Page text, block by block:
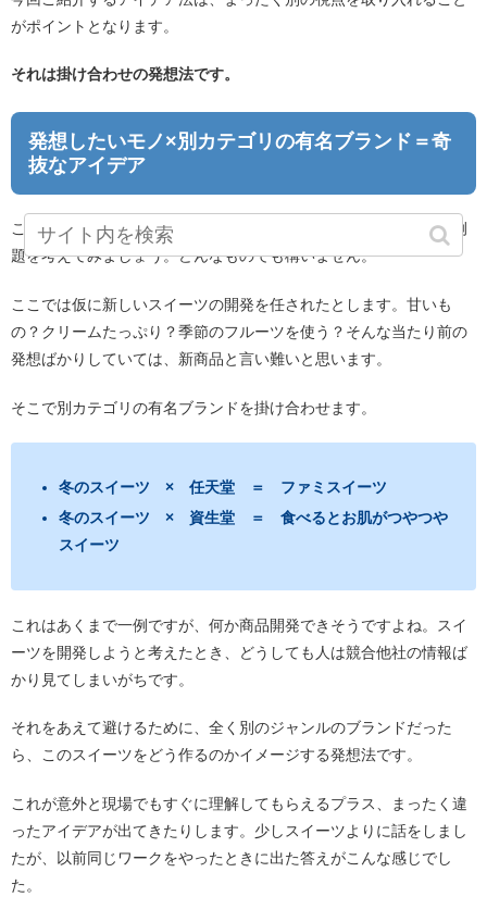
がポイントとなります。
それは掛け合わせの発想法です。
発想したいモノ×別カテゴリの有名ブランド＝奇
抜なアイデア
これが実践でも使える豊かな発想力を鍛えるための考え方です。例
題を考えてみましょう。どんなものでも構いません。
ここでは仮に新しいスイーツの開発を任されたとします。甘いも
の？クリームたっぷり？季節のフルーツを使う？そんな当たり前の
発想ばかりしていては、新商品と言い難いと思います。
そこで別カテゴリの有名ブランドを掛け合わせます。
冬のスイーツ × 任天堂 ＝ ファミスイーツ
冬のスイーツ × 資生堂 ＝ 食べるとお肌がつやつや
スイーツ
これはあくまで一例ですが、何か商品開発できそうですよね。スイ
ーツを開発しようと考えたとき、どうしても人は競合他社の情報ば
かり見てしまいがちです。
それをあえて避けるために、全く別のジャンルのブランドだった
ら、このスイーツをどう作るのかイメージする発想法です。
これが意外と現場でもすぐに理解してもらえるプラス、まったく違
ったアイデアが出てきたりします。少しスイーツよりに話をしまし
たが、以前同じワークをやったときに出た答えがこんな感じでし
た。